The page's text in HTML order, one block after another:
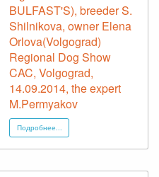
BULFAST'S), breeder S.
Shilnikova, owner Elena
Orlova(Volgograd)
Regional Dog Show
CAC, Volgograd,
14.09.2014, the expert
M.Permyakov
Подробнее...